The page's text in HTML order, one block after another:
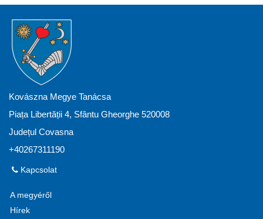
Kovászna Megye Tanácsa
Piața Libertății 4, Sfântu Gheorghe 520008
Județul Covasna
+40267311190
Kapcsolat
A megyéről
Hírek